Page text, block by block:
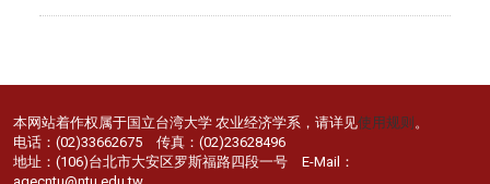
本网站着作权属于国立台湾大学 农业经济学系，请详见使用规则 。
电话：(02)33662675 传真：(02)23628496
地址：(106)台北市大安区罗斯福路四段一号 E-Mail：